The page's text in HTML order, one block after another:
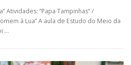
Atividades: “Papa Tampinhas” /
à Lua” A aula de Estudo do Meio da
…